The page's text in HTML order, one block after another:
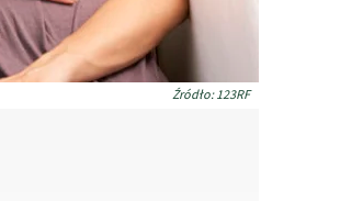
Źródło: 123RF